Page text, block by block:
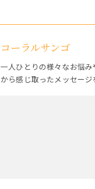
コーラルサンゴ
一人ひとりの様々なお悩
から感じ取ったメッセー